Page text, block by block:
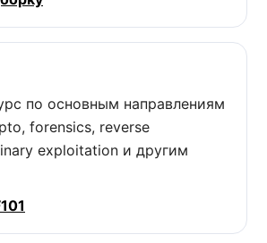
по основным направлениям
forensics, reverse
exploitation и другим